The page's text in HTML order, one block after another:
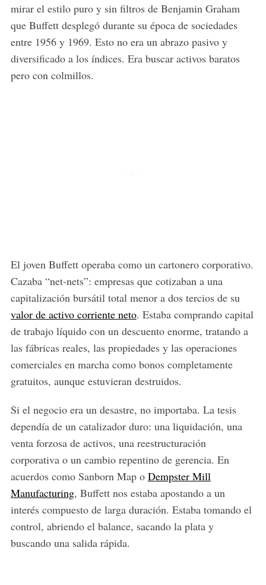
mirar el estilo puro y sin filtros de Benjamin Graham
que Buffett desplegó durante su época de sociedades
entre 1956 y 1969. Esto no era un abrazo pasivo y
diversificado a los índices. Era buscar activos baratos
pero con colmillos.
El joven Buffett operaba como un cartonero corporativo.
Cazaba “net-nets”: empresas que cotizaban a una
capitalización bursátil total menor a dos tercios de su
valor de activo corriente neto. Estaba comprando capital
de trabajo líquido con un descuento enorme, tratando a
las fábricas reales, las propiedades y las operaciones
comerciales en marcha como bonos completamente
gratuitos, aunque estuvieran destruidos.
Si el negocio era un desastre, no importaba. La tesis
dependía de un catalizador duro: una liquidación, una
venta forzosa de activos, una reestructuración
corporativa o un cambio repentino de gerencia. En
acuerdos como Sanborn Map o Dempster Mill
Manufacturing, Buffett nos estaba apostando a un
interés compuesto de larga duración. Estaba tomando el
control, abriendo el balance, sacando la plata y
buscando una salida rápida.